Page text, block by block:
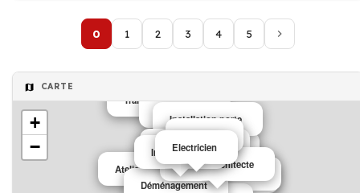
0 1 2 3 4 5
CARTE
Traitement dechet
Lingerie
Atelier usinage
Atelier usinage
Chauffagiste
Matériel de bricolage
Fast food
Déménagement
Sport
Installation porte
Installation porte
Cabinet architecte
Informatique
Electricien
+
−